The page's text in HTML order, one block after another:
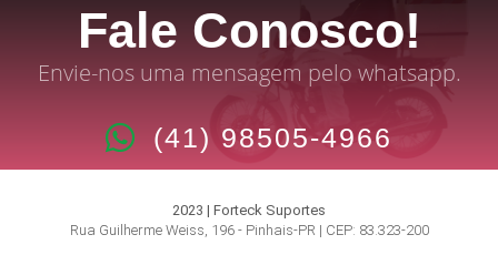
Fale Conosco!
Envie-nos uma mensagem pelo whatsapp.
(41) 98505-4966
2023 | Forteck Suportes
Rua Guilherme Weiss, 196 - Pinhais-PR | CEP: 83.323-200